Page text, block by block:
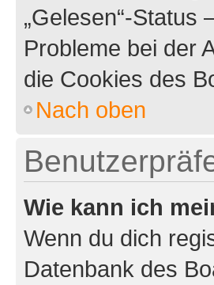
„Gelesen“-Status
Probleme bei der
die Cookies des
Nach oben
Wie kann ich
Wenn du dich
Datenbank des